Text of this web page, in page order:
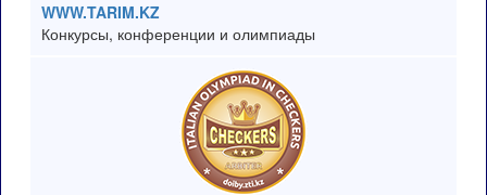
WWW.TARIM.KZ
Конкурсы, конференции и олимпиады